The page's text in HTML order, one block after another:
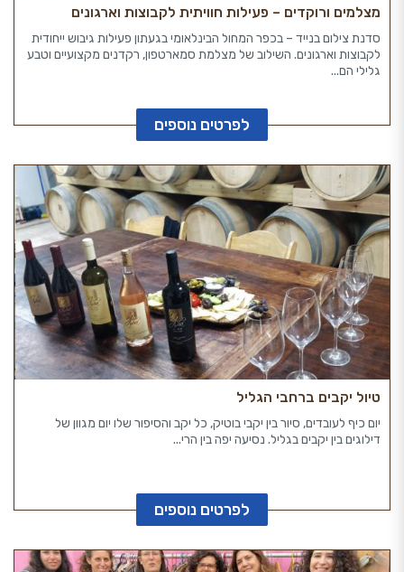
מצלמים ורוקדים – פעילות חוויתית לקבוצות וארגונים
סדנת צילום בנייד – בכפר המחול הבינלאומי בגעתון פעילות גיבוש ייחודית
לקבוצות וארגונים. השילוב של מצלמת סמארטפון, רקדנים מקצועיים וטבע
גלילי הם...
לפרטים נוספים
טיול יקבים ברחבי הגליל
יום כיף לעובדים, סיור בין יקבי בוטיק, כל יקב והסיפור שלו יום מגוון של
דילוגים בין יקבים בגליל. נסיעה יפה בין הרי...
לפרטים נוספים